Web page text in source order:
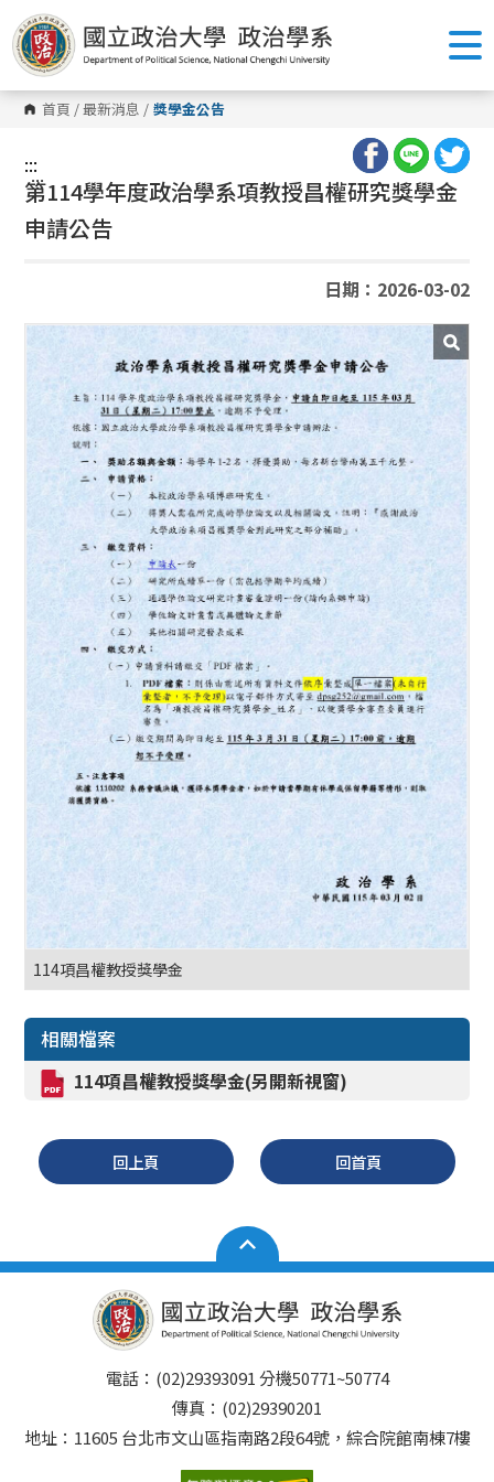
跳
到
主
要
內
容
區 首頁 /最新消息 / 獎學金公告
:::
:::
第114學年度政治學系項教授昌權研究獎學金
申請公告
日期：2026-03-02
114項昌權教授獎學金
相關檔案
114項昌權教授獎學金(另開新視窗)
回上頁 回首頁
電話：(02)29393091 分機50771~50774
傳真：(02)29390201
地址：11605 台北市文山區指南路2段64號，綜合院館南棟7樓